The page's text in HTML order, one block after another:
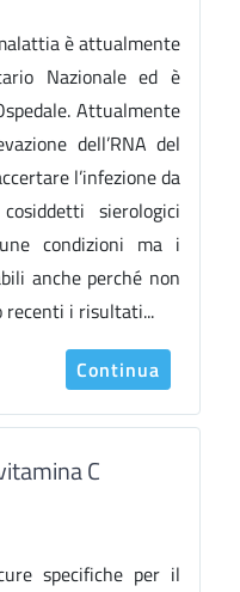
è attualmente
Nazionale ed è
Attualmente
dell’RNA del
l’infezione da
sierologici
condizioni ma i
anche perché non
recenti i risultati...
Continua
C
specifiche per il